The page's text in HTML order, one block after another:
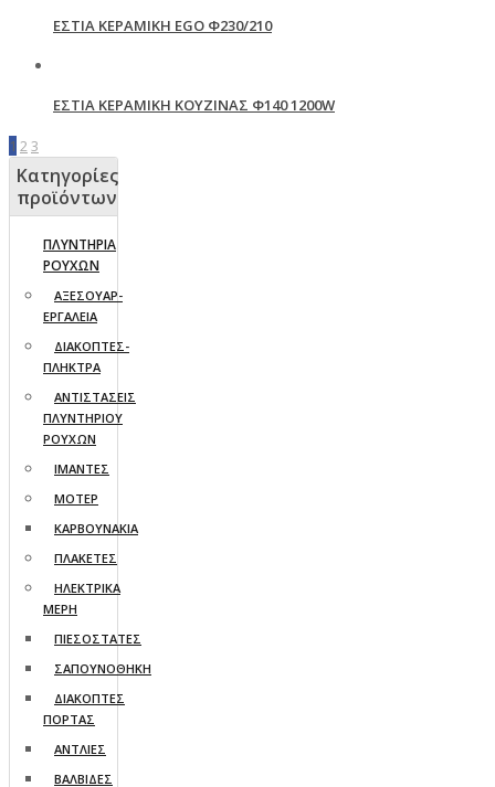
ΕΣΤΙΑ ΚΕΡΑΜΙΚΗ EGO Φ230/210
ΕΣΤΙΑ ΚΕΡΑΜΙΚΗ ΚΟΥΖΙΝΑΣ Φ140 1200W
1 23
Κατηγορίες
προϊόντων
ΠΛΥΝΤΗΡΙΑ
ΡΟΥΧΩΝ
ΑΞΕΣΟΥΑΡ-
ΕΡΓΑΛΕΙΑ
ΔΙΑΚΟΠΤΕΣ-
ΠΛΗΚΤΡΑ
ΑΝΤΙΣΤΑΣΕΙΣ
ΠΛΥΝΤΗΡΙΟΥ
ΡΟΥΧΩΝ
ΙΜΑΝΤΕΣ
ΜΟΤΕΡ
ΚΑΡΒΟΥΝΑΚΙΑ
ΠΛΑΚΕΤΕΣ
ΗΛΕΚΤΡΙΚΑ
ΜΕΡΗ
ΠΙΕΣΟΣΤΑΤΕΣ
ΣΑΠΟΥΝΟΘΗΚΗ
ΔΙΑΚΟΠΤΕΣ
ΠΟΡΤΑΣ
ΑΝΤΛΙΕΣ
ΒΑΛΒΙΔΕΣ